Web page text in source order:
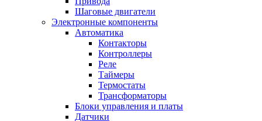
Шаговые двигатели
Электронные компоненты
Автоматика
Контакторы
Контроллеры
Реле
Таймеры
Термостаты
Трансформаторы
Блоки управления и платы
Датчики